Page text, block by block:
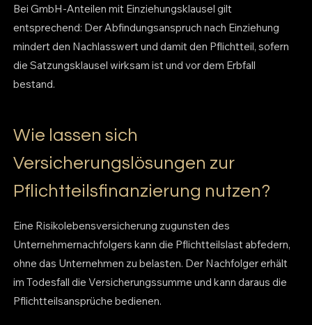
Bei GmbH-Anteilen mit Einziehungsklausel gilt
entsprechend: Der Abfindungsanspruch nach Einziehung
mindert den Nachlasswert und damit den Pflichtteil, sofern
die Satzungsklausel wirksam ist und vor dem Erbfall
bestand.
Wie lassen sich
Versicherungslösungen zur
Pflichtteilsfinanzierung nutzen?
Eine Risikolebensversicherung zugunsten des
Unternehmernachfolgers kann die Pflichtteilslast abfedern,
ohne das Unternehmen zu belasten. Der Nachfolger erhält
im Todesfall die Versicherungssumme und kann daraus die
Pflichtteilsansprüche bedienen.